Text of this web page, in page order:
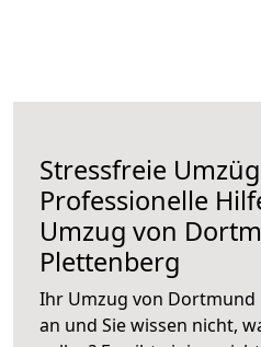
Stressfreie
Professionelle
Umzug von
Plettenberg
Ihr Umzug von
an und Sie wissen nicht,